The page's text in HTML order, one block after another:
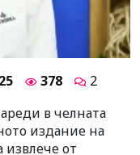
378
2
в челната
издание на
извлече от